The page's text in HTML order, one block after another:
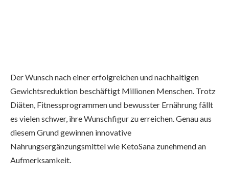
Der Wunsch nach einer erfolgreichen und nachhaltigen
Gewichtsreduktion beschäftigt Millionen Menschen. Trotz
Diäten, Fitnessprogrammen und bewusster Ernährung fällt
es vielen schwer, ihre Wunschfigur zu erreichen. Genau aus
diesem Grund gewinnen innovative
Nahrungsergänzungsmittel wie KetoSana zunehmend an
Aufmerksamkeit.